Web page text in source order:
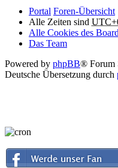
Portal Foren-Übersicht
Alle Zeiten sind
Alle Cookies des
Das Team
Powered by phpBB® Forum
Deutsche Übersetzung durch